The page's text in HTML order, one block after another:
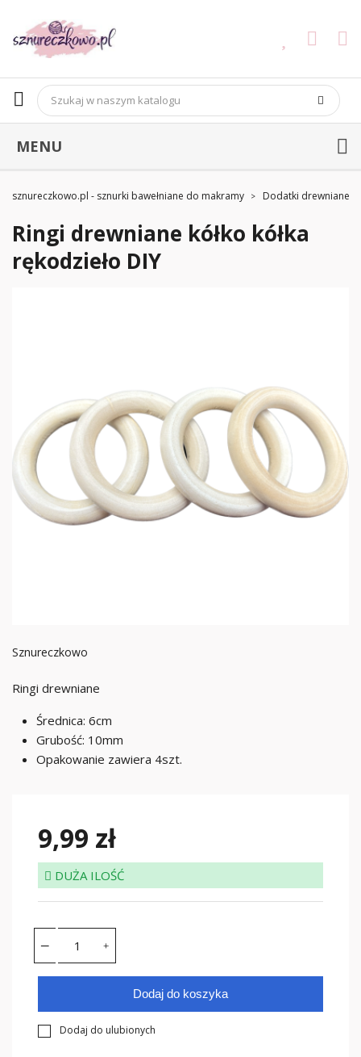
MENU
sznureczkowo.pl - sznurki bawełniane do makramy Dodatki drewniane
Ringi drewniane kółko kółka
rękodzieło DIY
Sznureczkowo
Ringi drewniane
Średnica: 6cm
Grubość: 10mm
Opakowanie zawiera 4szt.
9,99 zł
DUŻA ILOŚĆ
Dodaj do koszyka
Dodaj do ulubionych